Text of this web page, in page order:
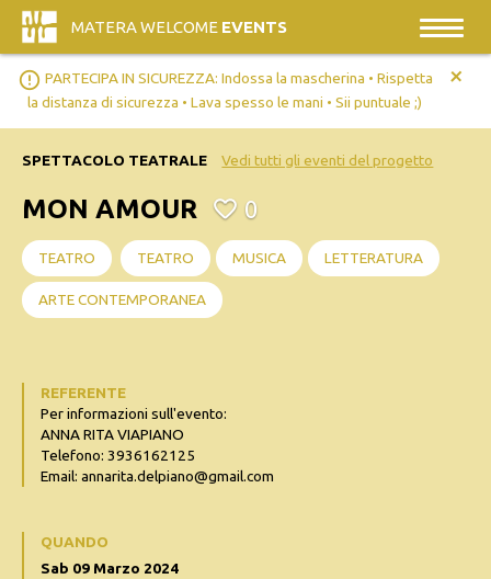
MATERA WELCOME EVENTS
error_outline PARTECIPA IN SICUREZZA: Indossa la mascherina • Rispetta
la distanza di sicurezza • Lava spesso le mani • Sii puntuale ;)
+
SPETTACOLO TEATRALE Vedi tutti gli eventi del progetto
MON AMOUR 0
TEATRO TEATRO MUSICA LETTERATURA
ARTE CONTEMPORANEA
REFERENTE
Per informazioni sull'evento:
ANNA RITA VIAPIANO
Telefono: 3936162125
Email: annarita.delpiano@gmail.com
QUANDO
Sab 09 Marzo 2024